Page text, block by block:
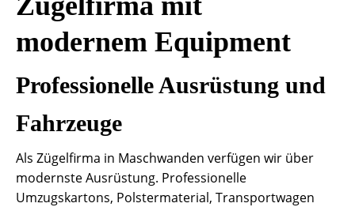
modernem Equipment
Professionelle Ausrüstung und
Fahrzeuge
Als Zügelfirma in Maschwanden verfügen wir über
modernste Ausrüstung. Professionelle
Umzugskartons, Polstermaterial, Transportwagen